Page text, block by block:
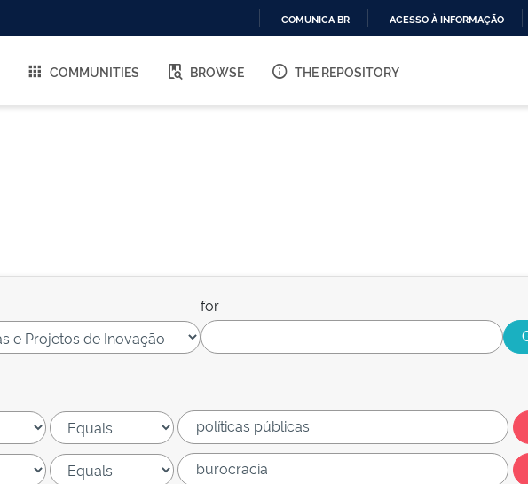
O
COMUNICA BR ACESSO À INFORMAÇÃO
COMMUNITIES BROWSE THE REPOSITORY
for